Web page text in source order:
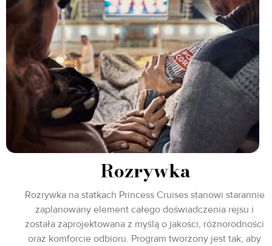
Rozrywka
Rozrywka na statkach Princess Cruises stanowi starannie
zaplanowany element całego doświadczenia rejsu i
została zaprojektowana z myślą o jakości, różnorodności
oraz komforcie odbioru. Program tworzony jest tak, aby